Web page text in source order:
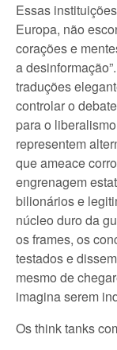
Essas
Europa, não
corações e
a
traduções
controlar o
para o
representem
que ameace
engrenagem
bilionários e
núcleo duro da
os frames, os
testados e
mesmo de
imagina serem
Os think tanks